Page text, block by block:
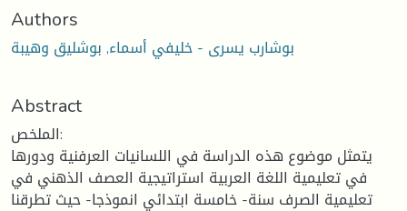
Authors
بوشارب يسرى - خليفي أسماء, بوشليق وهيبة
Abstract
الملخص:
يتمثل موضوع هذه الدراسة في اللسانيات العرفنية ودورها
في تعليمية اللغة العربية استراتيجية العصف الذهني في
تعليمية الصرف سنة- خامسة ابتدائي انموذجا- حيث تطرقنا